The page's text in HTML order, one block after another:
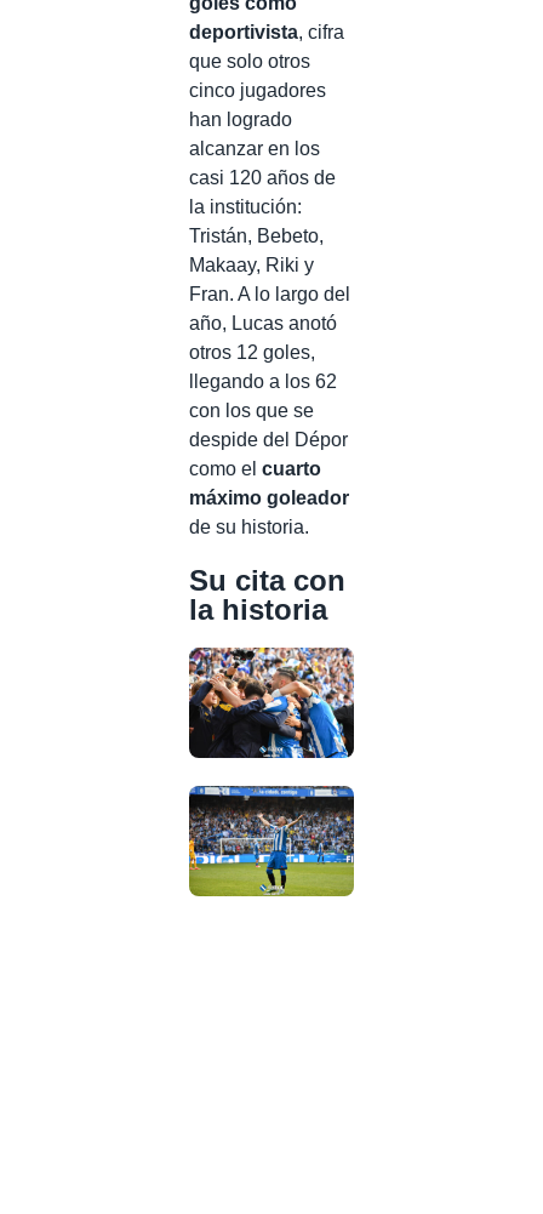
deportivista, cifra
que solo otros
cinco jugadores
han logrado
alcanzar en los
casi 120 años de
la institución:
Tristán, Bebeto,
Makaay, Riki y
Fran. A lo largo del
año, Lucas anotó
otros 12 goles,
llegando a los 62
con los que se
despide del Dépor
como el cuarto
máximo goleador
de su historia.
Su cita con
la historia